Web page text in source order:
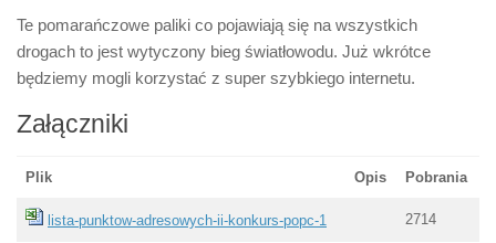
Te pomarańczowe paliki co pojawiają się na wszystkich
drogach to jest wytyczony bieg światłowodu. Już wkrótce
będziemy mogli korzystać z super szybkiego internetu.
Załączniki
Plik Opis Pobrania
lista-punktow-adresowych-ii-konkurs-popc-1 2714